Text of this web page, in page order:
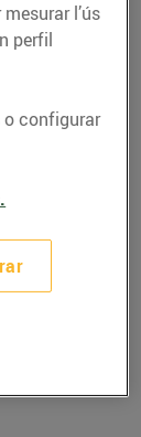
l’ús
perfil
o configurar